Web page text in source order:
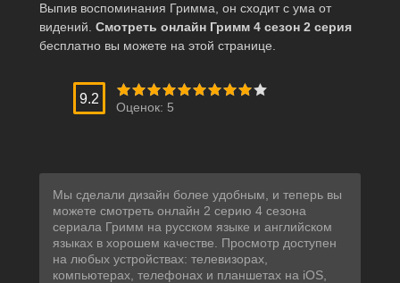
Выпив воспоминания Гримма, он сходит с ума от
видений. Смотреть онлайн Гримм 4 сезон 2 серия
бесплатно вы можете на этой странице.
9.2
Оценок: 5
Мы сделали дизайн более удобным, и теперь вы
можете смотреть онлайн 2 серию 4 сезона
сериала Гримм на русском языке и английском
языках в хорошем качестве. Просмотр доступен
на любых устройствах: телевизорах,
компьютерах, телефонах и планшетах на iOS,